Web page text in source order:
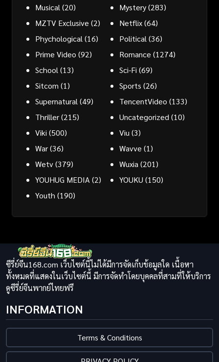
Musical (20) Mystery(283)
MZTV Exclusive (2) Netflix(64)
Phychological (16) Political (36)
Prime Video (92) Romance (1274)
School (13) Sci-Fi (69)
Sitcom (1) Sports (26)
Supernatural (49) TencentVideo (133)
Thriller(215) Uncategorized (10)
Viki (500) Viu (3)
War(36) Wavve (1)
Wetv(379) Wuxia (201)
YOUHUG MEDIA (2) YOUKU (150)
Youth (190)
ซีรี่ย์จีน168.com เว็บไซต์นี้ไม่ได้มีการจัดเก็บข้อมูลใด เนื้อหา
ทั้งหมดที่แสดงในเว็บไซต์นี้ มีการจัดทำโดยบุคคลที่สามที่ให้บริการ
ดูซีรี่ย์จีนพากย์ไทยฟรี
INFORMATION
Terms & Conditions